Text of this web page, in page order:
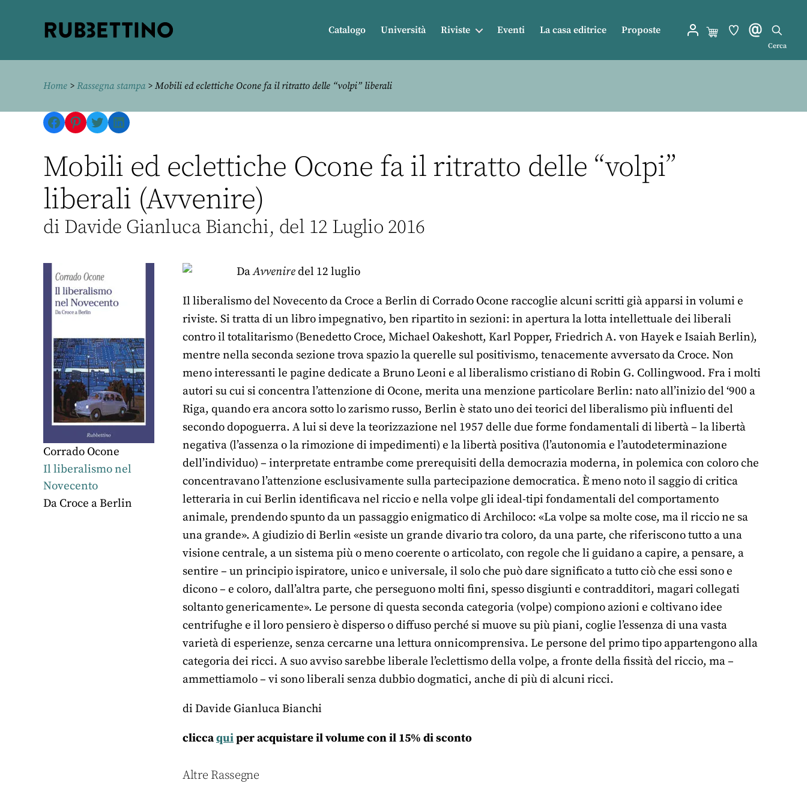
Catalogo Università Riviste Eventi La casa editrice Proposte
Cerca
Home > Rassegna stampa> Mobili ed eclettiche Ocone fa il ritratto delle “volpi” liberali
Facebook
Pinterest
TwitterLinkedIn
Mobili ed eclettiche Ocone fa il ritratto delle “volpi”
liberali (Avvenire)
di Davide Gianluca Bianchi, del 12 Luglio 2016
Corrado Ocone
Il liberalismo nel
Novecento
Da Croce a Berlin
DaAvveniredel 12 luglio
Il liberalismo del Novecento da Croce a Berlin di Corrado Ocone raccoglie alcuni scritti già apparsi in volumi e
riviste. Si tratta di un libro impegnativo, ben ripartito in sezioni: in apertura la lotta intellettuale dei liberali
contro il totalitarismo (Benedetto Croce, Michael Oakeshott, Karl Popper, Friedrich A. von Hayek e Isaiah Berlin),
mentre nella seconda sezione trova spazio la querelle sul positivismo, tenacemente avversato da Croce. Non
meno interessanti le pagine dedicate a Bruno Leoni e al liberalismo cristiano di Robin G. Collingwood. Fra i molti
autori su cui si concentra l’attenzione di Ocone, merita una menzione particolare Berlin: nato all’inizio del ‘900 a
Riga, quando era ancora sotto lo zarismo russo, Berlin è stato uno dei teorici del liberalismo più influenti del
secondo dopoguerra. A lui si deve la teorizzazione nel 1957 delle due forme fondamentali di libertà – la libertà
negativa (l’assenza o la rimozione di impedimenti) e la libertà positiva (l’autonomia e l’autodeterminazione
dell’individuo) – interpretate entrambe come prerequisiti della democrazia moderna, in polemica con coloro che
concentravano l’attenzione esclusivamente sulla partecipazione democratica. È meno noto il saggio di critica
letteraria in cui Berlin identificava nel riccio e nella volpe gli ideal-tipi fondamentali del comportamento
animale, prendendo spunto da un passaggio enigmatico di Archiloco: «La volpe sa molte cose, ma il riccio ne sa
una grande». A giudizio di Berlin «esiste un grande divario tra coloro, da una parte, che riferiscono tutto a una
visione centrale, a un sistema più o meno coerente o articolato, con regole che li guidano a capire, a pensare, a
sentire – un principio ispiratore, unico e universale, il solo che può dare significato a tutto ciò che essi sono e
dicono – e coloro, dall’altra parte, che perseguono molti fini, spesso disgiunti e contradditori, magari collegati
soltanto genericamente». Le persone di questa seconda categoria (volpe) compiono azioni e coltivano idee
centrifughe e il loro pensiero è disperso o diffuso perché si muove su più piani, coglie l’essenza di una vasta
varietà di esperienze, senza cercarne una lettura onnicomprensiva. Le persone del primo tipo appartengono alla
categoria dei ricci. A suo avviso sarebbe liberale l’eclettismo della volpe, a fronte della fissità del riccio, ma –
ammettiamolo – vi sono liberali senza dubbio dogmatici, anche di più di alcuni ricci.
di Davide Gianluca Bianchi
cliccaquiper acquistare il volume con il 15% di sconto
Altre Rassegne